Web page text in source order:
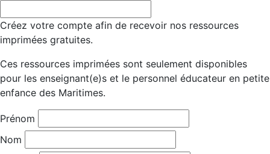
Créez votre compte afin de recevoir nos ressources
imprimées gratuites.
Ces ressources imprimées sont seulement disponibles
pour les enseignant(e)s et le personnel éducateur en petite
enfance des Maritimes.
Prénom
Nom